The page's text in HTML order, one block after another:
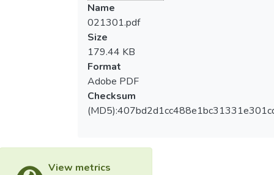
Name
021301.pdf
Size
179.44 KB
Format
Adobe PDF
Checksum
View metrics